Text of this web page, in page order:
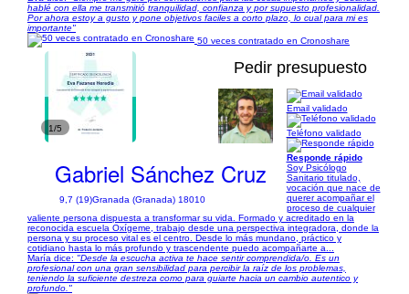
hablé con ella me transmitió tranquilidad, confianza y por supuesto profesionalidad.
Por ahora estoy a gusto y pone objetivos faciles a corto plazo, lo cual para mi es
importante"
50 veces contratado en Cronoshare
1/5
Pedir presupuesto
Gabriel Sánchez Cruz
9,7 (19)Granada (Granada) 18010
Email validado
Teléfono validado
Responde rápido
Soy Psicólogo
Sanitario titulado,
vocación que nace de
querer acompañar el
proceso de cualquier
valiente persona dispuesta a transformar su vida. Formado y acreditado en la
reconocida escuela Oxígeme, trabajo desde una perspectiva integradora, donde la
persona y su proceso vital es el centro. Desde lo más mundano, práctico y
cotidiano hasta lo más profundo y trascendente puedo acompañarte a...
María dice: "Desde la escucha activa te hace sentir comprendida/o. Es un
profesional con una gran sensibilidad para percibir la raíz de los problemas,
teniendo la suficiente destreza como para guiarte hacia un cambio autentico y
profundo."